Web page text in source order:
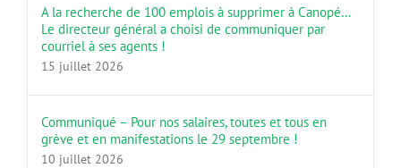
A la recherche de 100 emplois à supprimer à Canopé…
Le directeur général a choisi de communiquer par
courriel à ses agents !
15 juillet 2026
Communiqué – Pour nos salaires, toutes et tous en
grève et en manifestations le 29 septembre !
10 juillet 2026